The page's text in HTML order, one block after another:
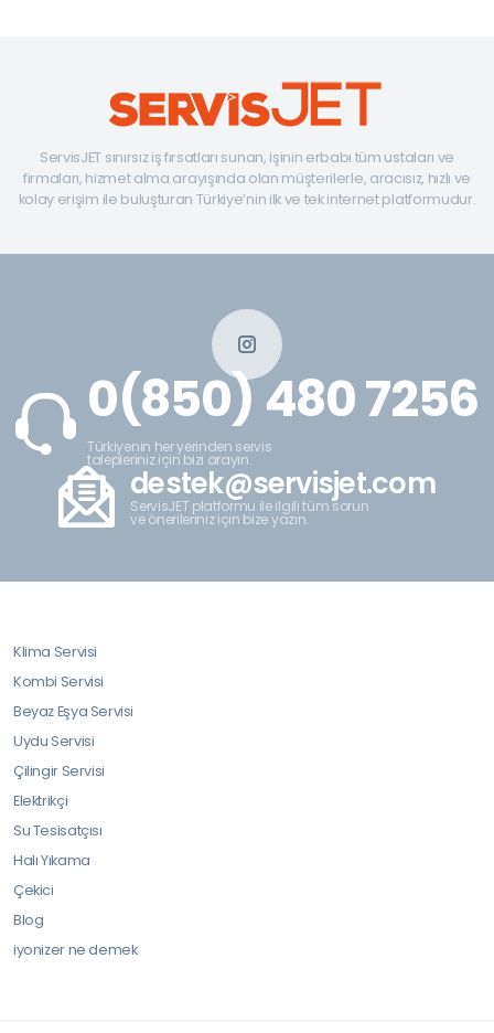
ServisJET sınırsız iş fırsatları sunan, işinin erbabı tüm ustaları ve
firmaları, hizmet alma arayışında olan müşterilerle, aracısız, hızlı ve
kolay erişim ile buluşturan Türkiye’nin ilk ve tek internet platformudur.
0(850) 480 7256
Türkiyenin her yerinden servis
talepleriniz için bizi arayın.
destek@servisjet.com
ServisJET platformu ile ilgili tüm sorun
ve önerileriniz için bize yazın.
Klima Servisi
Kombi Servisi
Beyaz Eşya Servisi
Uydu Servisi
Çilingir Servisi
Elektrikçi
Su Tesisatçısı
Halı Yıkama
Çekici
Blog
iyonizer ne demek